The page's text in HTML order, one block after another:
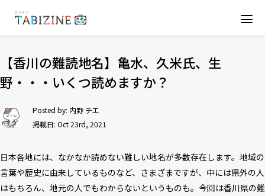
【香川の難読地名】亀水、久米氏、生
野・・・いくつ読めますか？
Posted by: 内野 チエ
掲載日: Oct 23rd, 2021
日本各地には、なかなか読めない難しい地名が多数存在します。地域の
言葉や歴史に由来しているものなど、さまざまですが、中には県外の人
はもちろん、地元の人でもわからないというものも。今回は香川県の難